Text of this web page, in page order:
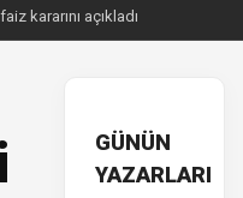
kararını açıkladı
GÜNÜN
YAZARLARI